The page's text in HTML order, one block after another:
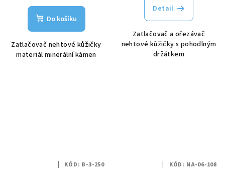
Do košíku
Zatlačovač nehtové kůžičky
materiál minerální kámen
Detail
Zatlačovač a ořezávač
nehtové kůžičky s pohodlným
držátkem
KÓD: B-3-250 KÓD: NA-06-108